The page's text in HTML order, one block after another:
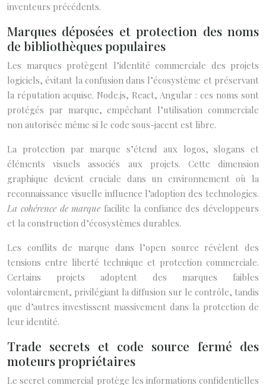
inventeurs précédents.
Marques déposées et protection des noms
de bibliothèques populaires
Les marques protègent l’identité commerciale des projets
logiciels, évitant la confusion dans l’écosystème et préservant
la réputation acquise. Node.js, React, Angular : ces noms sont
protégés par marque, empêchant l’utilisation commerciale
non autorisée même si le code sous-jacent est libre.
La protection par marque s’étend aux logos, slogans et
éléments visuels associés aux projets. Cette dimension
graphique devient cruciale dans un environnement où la
reconnaissance visuelle influence l’adoption des technologies.
La cohérence de marque facilite la confiance des développeurs
et la construction d’écosystèmes durables.
Les conflits de marque dans l’open source révèlent des
tensions entre liberté technique et protection commerciale.
Certains projets adoptent des marques faibles
volontairement, privilégiant la diffusion sur le contrôle, tandis
que d’autres investissent massivement dans la protection de
leur identité.
Trade secrets et code source fermé des
moteurs propriétaires
Le secret commercial protège les informations confidentielles